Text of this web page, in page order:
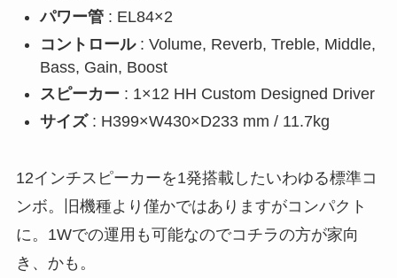
パワー管: EL84×2
コントロール: Volume, Reverb, Treble, Middle,
Bass, Gain, Boost
スピーカー : 1×12 HH Custom Designed Driver
サイズ: H399×W430×D233 mm / 11.7kg
12インチスピーカーを1発搭載したいわゆる標準コ
ンボ。旧機種より僅かではありますがコンパクト
に。1Wでの運用も可能なのでコチラの方が家向
き、かも。